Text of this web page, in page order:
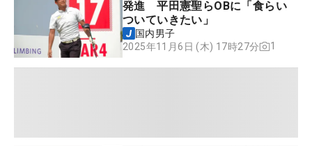
発進 平田憲聖らOBに「食らい
ついていきたい」
国内男子
2025年11月6日 (木) 17時27分
1